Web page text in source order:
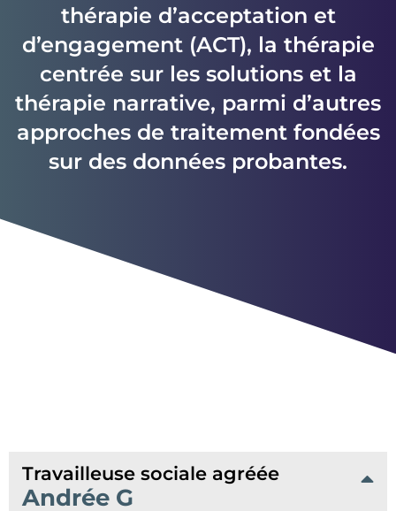
thérapie d’acceptation et
d’engagement (ACT), la thérapie
centrée sur les solutions et la
thérapie narrative, parmi d’autres
approches de traitement fondées
sur des données probantes.
Travailleuse sociale agréée
Andrée G